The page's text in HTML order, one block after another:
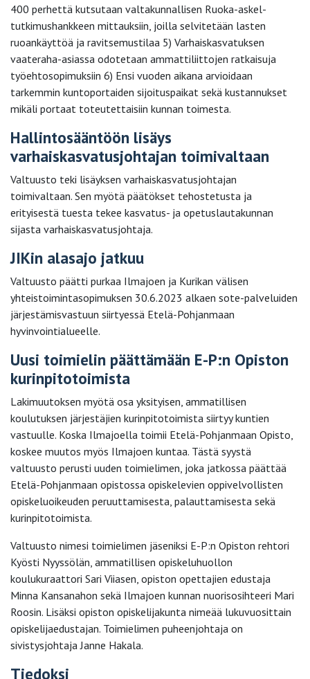
400 perhettä kutsutaan valtakunnallisen Ruoka-askel-
tutkimushankkeen mittauksiin, joilla selvitetään lasten
ruoankäyttöä ja ravitsemustilaa 5) Varhaiskasvatuksen
vaateraha-asiassa odotetaan ammattiliittojen ratkaisuja
työehtosopimuksiin 6) Ensi vuoden aikana arvioidaan
tarkemmin kuntoportaiden sijoituspaikat sekä kustannukset
mikäli portaat toteutettaisiin kunnan toimesta.
Hallintosääntöön lisäys
varhaiskasvatusjohtajan toimivaltaan
Valtuusto teki lisäyksen varhaiskasvatusjohtajan
toimivaltaan. Sen myötä päätökset tehostetusta ja
erityisestä tuesta tekee kasvatus- ja opetuslautakunnan
sijasta varhaiskasvatusjohtaja.
JIKin alasajo jatkuu
Valtuusto päätti purkaa Ilmajoen ja Kurikan välisen
yhteistoimintasopimuksen 30.6.2023 alkaen sote-palveluiden
järjestämisvastuun siirtyessä Etelä-Pohjanmaan
hyvinvointialueelle.
Uusi toimielin päättämään E-P:n Opiston
kurinpitotoimista
Lakimuutoksen myötä osa yksityisen, ammatillisen
koulutuksen järjestäjien kurinpitotoimista siirtyy kuntien
vastuulle. Koska Ilmajoella toimii Etelä-Pohjanmaan Opisto,
koskee muutos myös Ilmajoen kuntaa. Tästä syystä
valtuusto perusti uuden toimielimen, joka jatkossa päättää
Etelä-Pohjanmaan opistossa opiskelevien oppivelvollisten
opiskeluoikeuden peruuttamisesta, palauttamisesta sekä
kurinpitotoimista.
Valtuusto nimesi toimielimen jäseniksi E-P:n Opiston rehtori
Kyösti Nyyssölän, ammatillisen opiskeluhuollon
koulukuraattori Sari Viiasen, opiston opettajien edustaja
Minna Kansanahon sekä Ilmajoen kunnan nuorisosihteeri Mari
Roosin. Lisäksi opiston opiskelijakunta nimeää lukuvuosittain
opiskelijaedustajan. Toimielimen puheenjohtaja on
sivistysjohtaja Janne Hakala.
Tiedoksi